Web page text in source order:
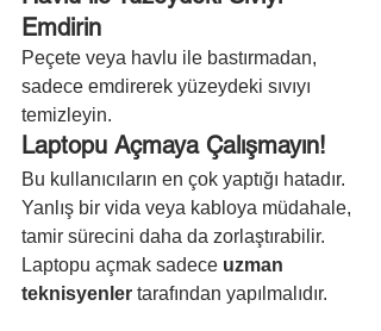
Emdirin
Peçete veya havlu ile bastırmadan,
sadece emdirerek yüzeydeki sıvıyı
temizleyin.
Laptopu Açmaya Çalışmayın!
Bu kullanıcıların en çok yaptığı hatadır.
Yanlış bir vida veya kabloya müdahale,
tamir sürecini daha da zorlaştırabilir.
Laptopu açmak sadece uzman
teknisyenler tarafından yapılmalıdır.